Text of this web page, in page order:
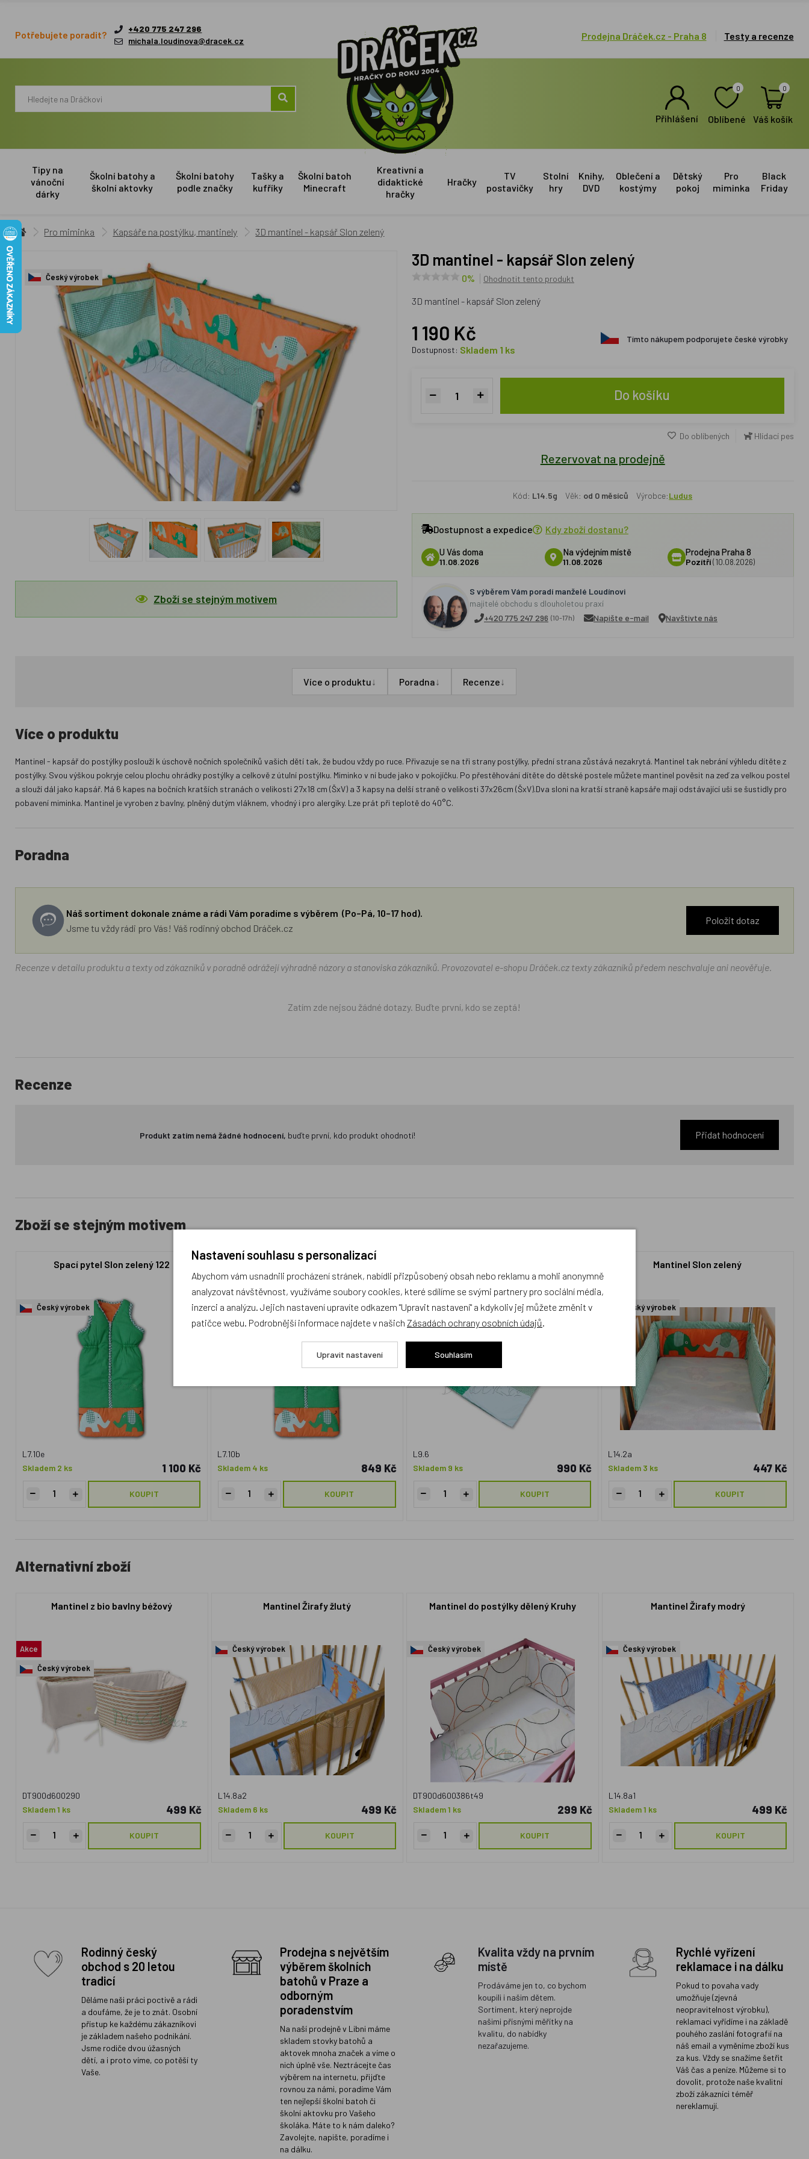
Potřebujete poradit?
+420 775 247 296
michala.loudinova@dracek.cz
Prodejna Dráček.cz - Praha 8 Testy a recenze
Přihlášení
0
Oblíbené
0
Váš košík
Tipy na
vánoční
dárky
Školní batohy a
školní aktovky
Školní batohy
podle značky
Tašky a
kufříky
Školní batoh
Minecraft
Kreativní a
didaktické
hračky
Hračky
TV
postavičky
Stolní
hry
Knihy,
DVD
Oblečení a
kostýmy
Dětský
pokoj
Pro
miminka
Black
Friday
Pro miminka Kapsáře na postýlku, mantinely 3D mantinel - kapsář Slon zelený
Český výrobek
Zboží se stejným motivem
3D mantinel - kapsář Slon zelený
0% Ohodnotit tento produkt
3D mantinel - kapsář Slon zelený
1 190 Kč
Dostupnost: Skladem 1 ks
Tímto nákupem podporujete české výrobky
Do košíku
Do oblíbených Hlídací pes
Rezervovat na prodejně
Kód: L14.5g Věk: od 0 měsíců Výrobce:Ludus
Dostupnost a expedice Kdy zboží dostanu?
U Vás doma
11.08.2026
Na výdejním místě
11.08.2026
Prodejna Praha 8
Pozítří(10.08.2026)
S výběrem Vám poradí manželé Loudínovi
majitelé obchodu s dlouholetou praxí
+420 775 247 296 (10-17h) Napište e-mail Navštivte nás
Více o produktu↓ Poradna↓ Recenze↓
Více o produktu
Mantinel - kapsář do postýlky poslouží k úschově nočních společníků vašich dětí tak, že budou vždy po ruce. Přivazuje se na tři strany postýlky, přední strana zůstává nezakrytá. Mantinel tak nebrání výhledu dítěte z
postýlky. Svou výškou pokryje celou plochu ohrádky postýlky a celkově z útulní postýlku. Miminko v ní bude jako v pokojíčku. Po přestěhování dítěte do dětské postele můžete mantinel pověsit na zeď za velkou postel
a slouží dál jako kapsář. Má 6 kapes na bočních kratších stranách o velikosti 27x18 cm (ŠxV) a 3 kapsy na delší straně o velikosti 37x26cm (ŠxV).Dva sloni na kratší straně kapsáře mají odstávající uši se šustidly pro
pobavení miminka. Mantinel je vyroben z bavlny, plněný dutým vláknem, vhodný i pro alergiky. Lze prát při teplotě do 40°C.
Poradna
Náš sortiment dokonale známe a rádi Vám poradíme s výběrem (Po–Pá, 10–17 hod).
Jsme tu vždy rádi pro Vás! Váš rodinný obchod Dráček.cz
Položit dotaz
Recenze v detailu produktu a texty od zákazníků v poradně odrážejí výhradně názory a stanoviska zákazníků. Provozovatel e-shopu Dráček.cz texty zákazníků předem neschvaluje ani neověřuje.
Zatím zde nejsou žádné dotazy. Buďte první, kdo se zeptá!
Recenze
Produkt zatím nemá žádné hodnocení, buďte první, kdo produkt ohodnotí! Přidat hodnocení
Zboží se stejným motivem
Spací pytel Slon zelený 122
Český výrobek
L7.10e
Skladem 2 ks
1 100 Kč
KOUPIT
Spací pytel Slon zelený 86-98
Český výrobek
L7.10b
Skladem 4 ks
849 Kč
KOUPIT
Akce
Český výrobek
L9.6
Skladem 9 ks
990 Kč
KOUPIT
Mantinel Slon zelený
Český výrobek
L14.2a
Skladem 3 ks
447 Kč
KOUPIT
Alternativní zboží
Mantinel z bio bavlny béžový
Akce
Český výrobek
DT900d600290
Skladem 1 ks
499 Kč
KOUPIT
Mantinel Žirafy žlutý
Český výrobek
L14.8a2
Skladem 6 ks
499 Kč
KOUPIT
Mantinel do postýlky dělený Kruhy
Český výrobek
DT900d600386t49
Skladem 1 ks
299 Kč
KOUPIT
Mantinel Žirafy modrý
Český výrobek
L14.8a1
Skladem 1 ks
499 Kč
KOUPIT
Rodinný český
obchod s 20 letou
tradicí
Děláme naši práci poctivě a rádi
a doufáme, že je to znát. Osobní
přístup ke každému zákazníkovi
je základem našeho podnikání.
Jsme rodiče dvou úžasných
dětí, a i proto víme, co potěší ty
Vaše.
Prodejna s největším
výběrem školních
batohů v Praze a
odborným
poradenstvím
Na naší prodejně v Libni máme
skladem stovky batohů a
aktovek mnoha značek a víme o
nich úplně vše. Neztrácejte čas
výběrem na internetu, přijďte
rovnou za námi, poradíme Vám
ten nejlepší školní batoh či
školní aktovku pro Vašeho
školáka. Máte to k nám daleko?
Zavolejte, napište, poradíme i
na dálku.
Kvalita vždy na prvním
místě
Prodáváme jen to, co bychom
koupili i našim dětem.
Sortiment, který neprojde
našimi přísnými měřítky na
kvalitu, do nabídky
nezařazujeme.
Rychlé vyřízení
reklamace i na dálku
Pokud to povaha vady
umožňuje (zjevná
neopravitelnost výrobku),
reklamaci vyřídíme i na základě
pouhého zaslání fotografií na
náš email a vyměníme zboží kus
za kus. Vždy se snažíme šetřit
Váš čas a peníze. Můžeme si to
dovolit, protože naše kvalitní
zboží zákazníci téměř
nereklamují.
Nastavení souhlasu s personalizací
Abychom vám usnadnili procházení stránek, nabídli přizpůsobený obsah nebo reklamu a mohli anonymně
analyzovat návštěvnost, využíváme soubory cookies, které sdílíme se svými partnery pro sociální média,
inzerci a analýzu. Jejich nastavení upravíte odkazem "Upravit nastavení" a kdykoliv jej můžete změnit v
patičce webu. Podrobnější informace najdete v našich Zásadách ochrany osobních údajů.
Upravit nastavení Souhlasím